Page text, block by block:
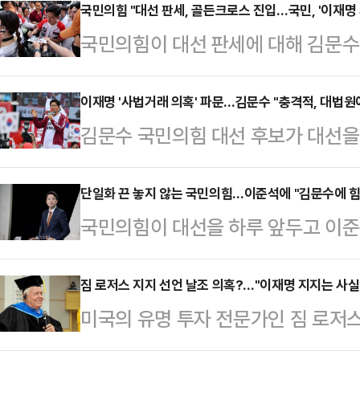
는 의혹 보도를 언급하며 "대선에
거짓말을 했으면 후보직에서 사퇴
은 2일 오전 여의도 중앙당사에서
보 지지 선언이 허위였다는 점을 가
게 됐고, 국제사회에서 대한민국
장은 "누가 봐도 이상한 형…
국민의힘 "대선 판세, 골든크로스 진입…국민, '이재
국민의힘이 대선 판세에 대해 김문
명 더불어민주당 후보를 앞선 '골든
앙선거대책위원회 대변인단장은 2
자들과 만나 "현장에서 보여지는
체 판세를 숫자로 말할 수 없지만
이는 김 후보의 전날 관측과 같은
기자들과 만나 "지금 여러 여론조
선다고 나오는 것으로 알…
이재명 '사법거래 의혹' 파문…김문수 "충격적, 대법
김문수 국민의힘 대선 후보가 대선
어민주당 대선 후보의 이른바 '사법
에 내통자가 있다는 실토냐"라고
이재명 후보가 김어준 씨 유튜브에
관련해 "과거 대법원에서 이재명을
는 부족했던 것이냐"면서 이같이
종의 특종이 될 수 있는 얘기를 하
소통은 일부 …
단일화 끈 놓지 않는 국민의힘…이준석에 "김문수에
국민의힘이 대선을 하루 앞두고 이
결단할 때"라며 "이재명 범죄세력
모아주시길 부탁드린다"고 호소했
래는 이준석, 그러나. 아니 그래서
내대표는 "그동안 침묵했던 여론이
짐 로저스 지지 선언 날조 의혹?…"이재명 지지는 사
미국의 유명 투자 전문가인 짐 로저
주당 대선 후보 지지 선언을 한 것